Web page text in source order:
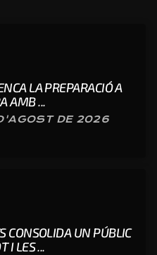
LA PREPARACIÓ A
AMB ...
DE 2026
CONSOLIDA UN PÚBLIC
I LES ...